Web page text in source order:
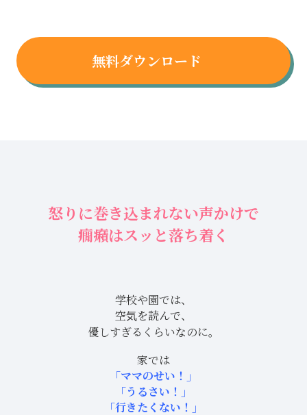
無料ダウンロード
怒りに巻き込まれない声かけで
癇癪はスッと落ち着く
学校や園では、
空気を読んで、
優しすぎるくらいなのに。
家では
「ママのせい！」
「うるさい！」
「行きたくない！」